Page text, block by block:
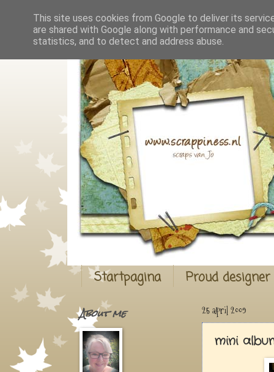
Startpagina Proud
25 april 2009
mini
About me
This site uses cookies from Google to deliver its
are shared with Google along with performance and
statistics, and to detect and address abuse.